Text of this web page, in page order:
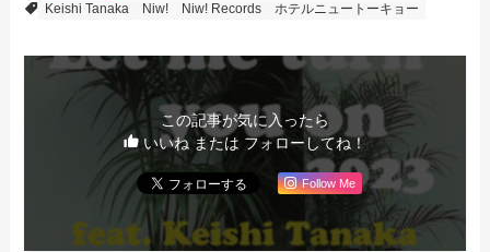
Keishi Tanaka
Niw! Niw! Records ホテルニュートーキョー
この記事が気に入ったら
いいね または フォローしてね！
Follow Me